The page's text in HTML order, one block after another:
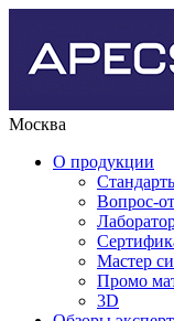
Москва
О продукции
Вопрос-
Мастер
Промо
3D